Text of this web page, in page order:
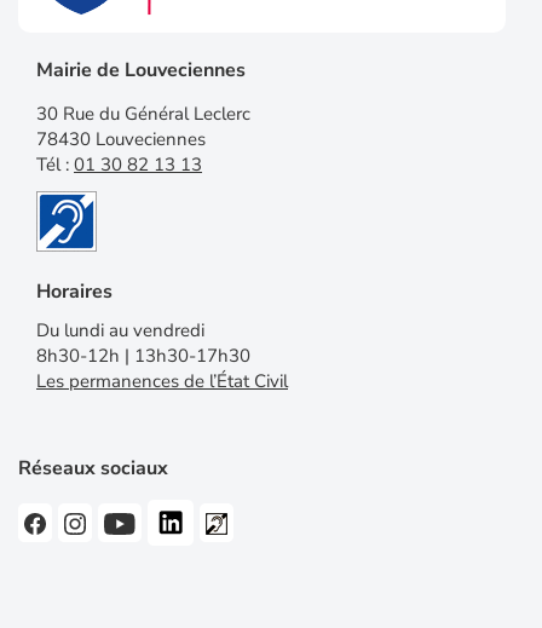
Mairie de Louveciennes
30 Rue du Général Leclerc
78430 Louveciennes
Tél : 01 30 82 13 13
Horaires
Du lundi au vendredi
8h30-12h | 13h30-17h30
Les permanences de l’État Civil
Réseaux sociaux